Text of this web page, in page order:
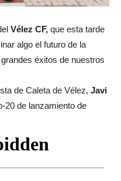
Vélez CF, que esta tarde
algo el futuro de la
éxitos de nuestros
de Caleta de Vélez, Javi
20 de lanzamiento de